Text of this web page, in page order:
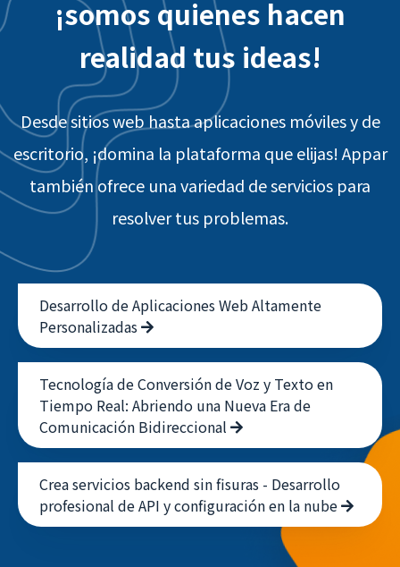
¡somos quienes hacen
realidad tus ideas!
Desde sitios web hasta aplicaciones móviles y de
escritorio, ¡domina la plataforma que elijas! Appar
también ofrece una variedad de servicios para
resolver tus problemas.
Desarrollo de Aplicaciones Web Altamente
Personalizadas
Tecnología de Conversión de Voz y Texto en
Tiempo Real: Abriendo una Nueva Era de
Comunicación Bidireccional
Crea servicios backend sin fisuras - Desarrollo
profesional de API y configuración en la nube